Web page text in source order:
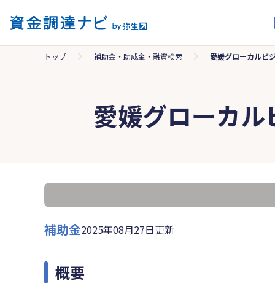
トップ 補助金・助成金・融資検索 愛媛グローカルビ
愛媛グローカ
補助金2025年08月27日更新
概要